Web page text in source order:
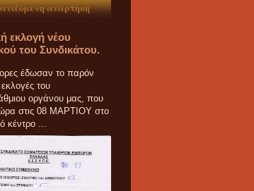
ανάρτηση
εκλογή νέου
του Συνδικάτου.
έδωσαν το παρόν
εκλογές του
οργάνου μας, που
στις 08 ΜΑΡΤΙΟΥ στο
κέντρο ...